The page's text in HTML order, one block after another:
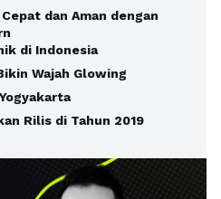
dan Aman dengan
di Indonesia
Wajah Glowing
Rilis di Tahun 2019